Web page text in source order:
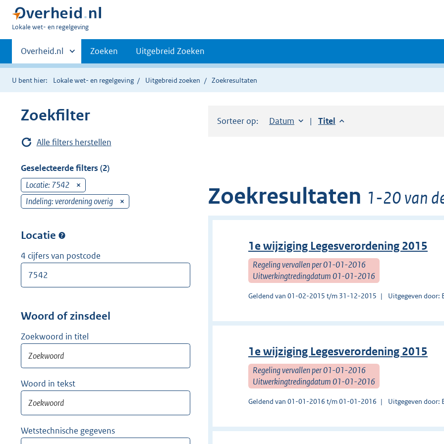
U
hier:
Lokale wet- en regelgeving
Primaire
navigatie
Andere
sites
binnen
Overheid.nl Zoeken Uitgebreid Zoeken
U bent hier: Lokale wet- en regelgeving Uitgebreid zoeken Zoekresultaten
Zoekfilter
Alle filters herstellen
Geselecteerde filters (2)
Locatie: 7542
e
r
j
d
Indeling: verordening overig
Locatie
4 cijfers van postcode
Woord of zinsdeel
Zoekwoord in titel
Woord in tekst
Wetstechnische gegevens
Sorteer op: Sorteer op:
Datum aflopendSorteer op:
Titel aflopend
Zoekresultaten 1-20 van
1e wijziging Legesverordening 2015
Regeling vervallen per 01-01-2016
Uitwerkingtredingdatum 01-01-2016
Geldend van 01-02-2015 t/m 31-12-2015 Uitgegeven door:
1e wijziging Legesverordening 2015
Regeling vervallen per 01-01-2016
Uitwerkingtredingdatum 01-01-2016
Geldend van 01-01-2016 t/m 01-01-2016 Uitgegeven door: